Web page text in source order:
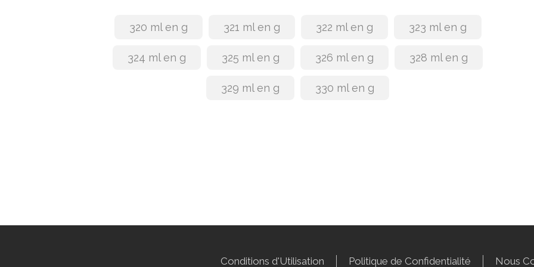
320 ml en g 321 ml en g 322 ml en g 323 ml en g
324 ml en g 325 ml en g 326 ml en g 328 ml en g
329 ml en g 330 ml en g
Conditions d'Utilisation Politique de Confidentialité Nous